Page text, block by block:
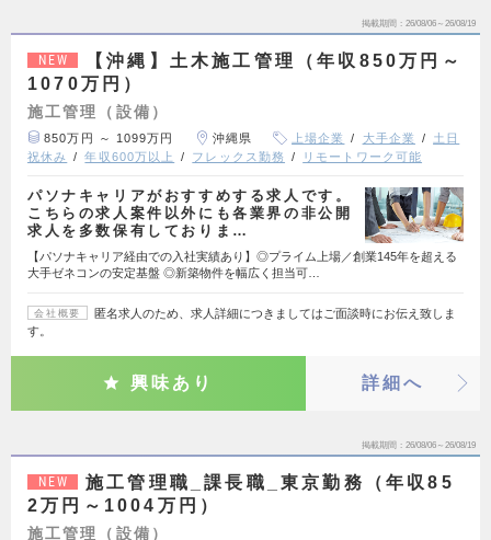
掲載期間 26/08/06～26/08/19
NEW
【沖縄】土木施工管理（年収850万円～
1070万円）
施工管理（設備）
850万円 ～ 1099万円 沖縄県 上場企業 大手企業
土日
祝休み
年収600万以上 フレックス勤務 リモートワーク可能
パソナキャリアがおすすめする求人です。
こちらの求人案件以外にも各業界の非公開
求人を多数保有しておりま…
【パソナキャリア経由での入社実績あり】◎プライム上場／創業145年を超える
大手ゼネコンの安定基盤 ◎新築物件を幅広く担当可…
会社概要
匿名求人のため、求人詳細につきましてはご面談時にお伝え致しま
す。
興味あり 詳細へ
掲載期間 26/08/06～26/08/19
NEW
施工管理職_課長職_東京勤務（年収85
2万円～1004万円）
施工管理（設備）